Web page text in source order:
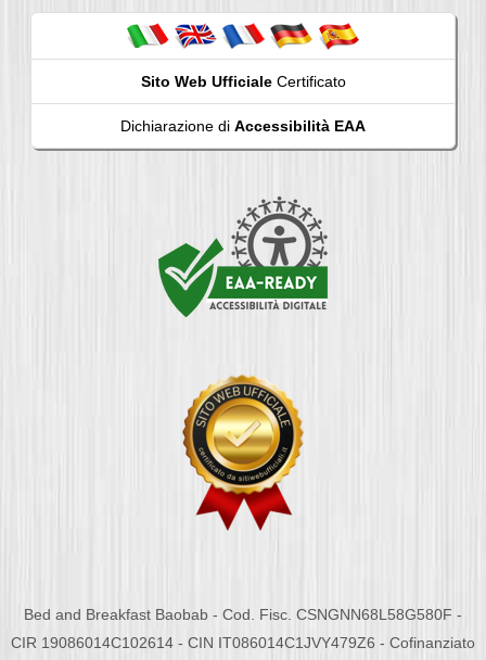
Sito Web UfficialeCertificato
Dichiarazione di Accessibilità EAA
Bed and Breakfast Baobab - Cod. Fisc. CSNGNN68L58G580F -
CIR 19086014C102614 - CIN IT086014C1JVY479Z6 - Cofinanziato